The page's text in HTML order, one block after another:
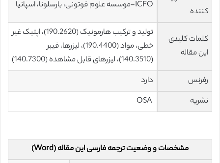
کننده
ICFO-موسسه علوم فوتونی، بارسلونا، اسپانیا
کلمات کلیدی
این مقاله
تولید و ترکیب هارمونیک (190.2620)، اپتیک غیر
خطی، مواد (190.4400)، لیزرها، فیبر
(140.3510)، لیزرهای قابل مشاهده (140.7300)
رفرنس
دارد
نشریه
مشخصات و وضعیت ترجمه فارسی این مقاله (Word)